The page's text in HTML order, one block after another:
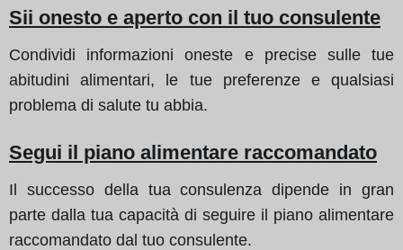
Sii onesto e aperto con il tuo consulente
Condividi informazioni oneste e precise sulle tue
abitudini alimentari, le tue preferenze e qualsiasi
problema di salute tu abbia.
Segui il piano alimentare raccomandato
Il successo della tua consulenza dipende in gran
parte dalla tua capacità di seguire il piano alimentare
raccomandato dal tuo consulente.